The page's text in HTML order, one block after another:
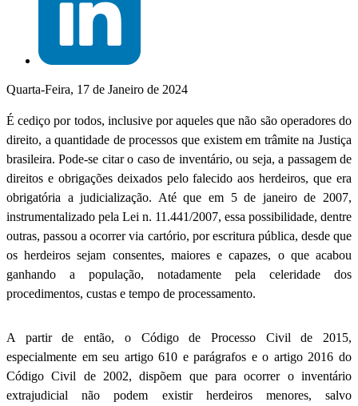
Quarta-Feira, 17 de Janeiro de 2024
É cediço por todos, inclusive por aqueles que não são operadores do
direito, a quantidade de processos que existem em trâmite na Justiça
brasileira. Pode-se citar o caso de inventário, ou seja, a passagem de
direitos e obrigações deixados pelo falecido aos herdeiros, que era
obrigatória a judicialização. Até que em 5 de janeiro de 2007,
instrumentalizado pela Lei n. 11.441/2007, essa possibilidade, dentre
outras, passou a ocorrer via cartório, por escritura pública, desde que
os herdeiros sejam consentes, maiores e capazes, o que acabou
ganhando a população, notadamente pela celeridade dos
procedimentos, custas e tempo de processamento.
A partir de então, o Código de Processo Civil de 2015,
especialmente em seu artigo 610 e parágrafos e o artigo 2016 do
Código Civil de 2002, dispõem que para ocorrer o inventário
extrajudicial não podem existir herdeiros menores, salvo